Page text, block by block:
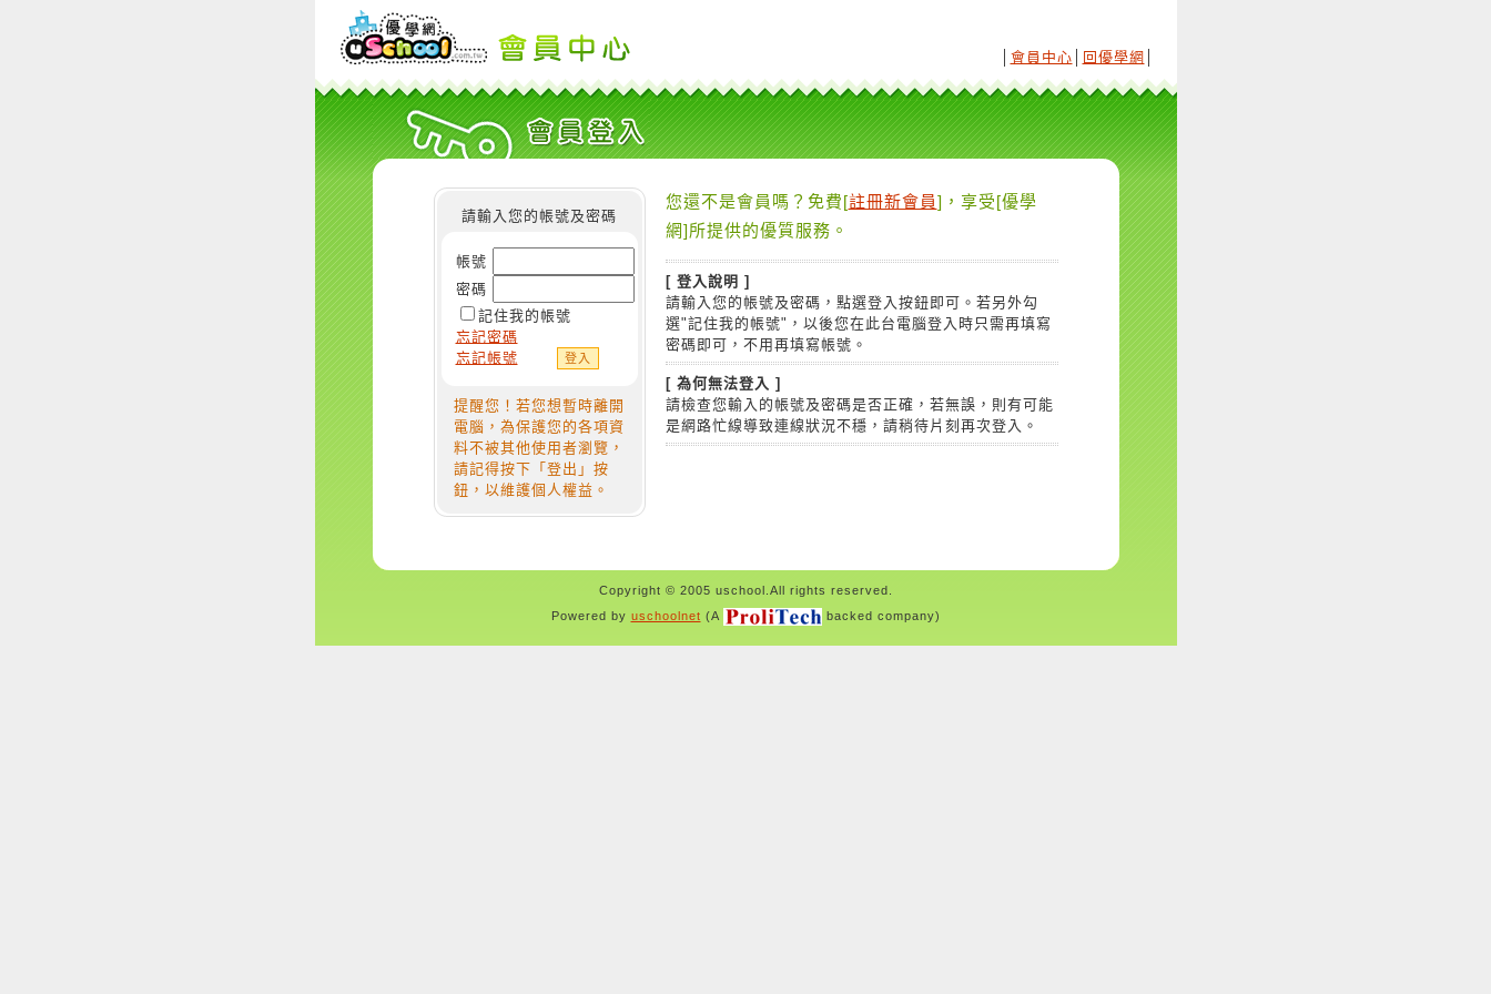
會員中心 回優學網
請輸入您的帳號及密碼
帳號
密碼
記住我的帳號
忘記密碼
忘記帳號
提醒您！若您想暫時離開
電腦，為保護您的各項資
料不被其他使用者瀏覽，
請記得按下「登出」按
鈕，以維護個人權益。
您還不是會員嗎？免費[註冊新會員]，享受[優學
網]所提供的優質服務。
[ 登入說明 ]
請輸入您的帳號及密碼，點選登入按鈕即可。若另外勾
選"記住我的帳號"，以後您在此台電腦登入時只需再填寫
密碼即可，不用再填寫帳號。
[ 為何無法登入 ]
請檢查您輸入的帳號及密碼是否正確，若無誤，則有可能
是網路忙線導致連線狀況不穩，請稍待片刻再次登入。
Copyright © 2005 uschool.All rights reserved.
Powered by uschoolnet (A backed company)